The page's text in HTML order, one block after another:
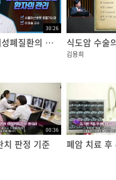
30:26
만성폐쇄성폐질환의 진단과 치료 식도암 수술
김용희
00:36
치 판정 기준 폐암 치료 후